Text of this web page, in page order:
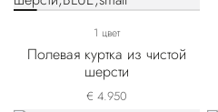
1 цвет
Полевая куртка из чистой
шерсти
€ 4.950